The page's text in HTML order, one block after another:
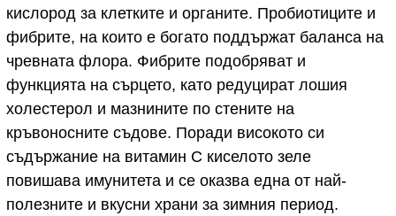
кислород за клетките и органите. Пробиотиците и
фибрите, на които е богато поддържат баланса на
чревната флора. Фибрите подобряват и
функцията на сърцето, като редуцират лошия
холестерол и мазнините по стените на
кръвоносните съдове. Поради високото си
съдържание на витамин C киселото зеле
повишава имунитета и се оказва една от най-
полезните и вкусни храни за зимния период.